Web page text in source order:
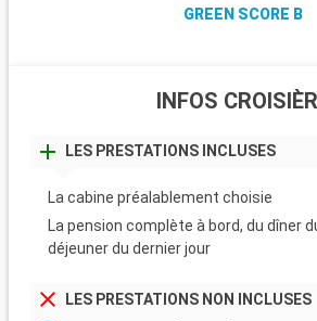
GREEN SCORE B
INFOS
LES PRESTATIONS INCLUSES
La cabine préalablement choisie
La pension complète à bord, du dîner
déjeuner du dernier jour
LES PRESTATIONS NON INCLUSES